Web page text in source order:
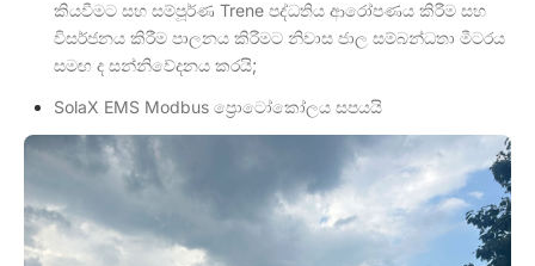
කියවීමට සහ සම්පූර්ණ Trene පද්ධතිය ආරෝපණය කිරීම සහ
විසර්ජනය කිරීම පාලනය කිරීමට නිවාස ජාල සම්බන්ධතා මීටරය
සමඟ ද සන්නිවේදනය කරයි;
SolaX EMS Modbus ප්‍රොටෝකෝලය සපයයි